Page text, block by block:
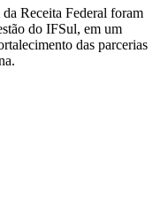
Receita Federal foram
do IFSul, em um
das parcerias